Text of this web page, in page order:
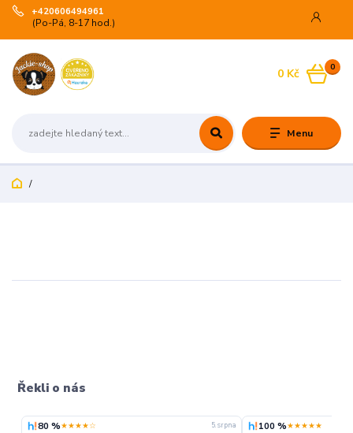
Menu
+420606494961
(Po-Pá, 8-17 hod.)
0
0 Kč
Řekli o nás
80 %★★★★☆ 5. srpna 100 %★★★★★